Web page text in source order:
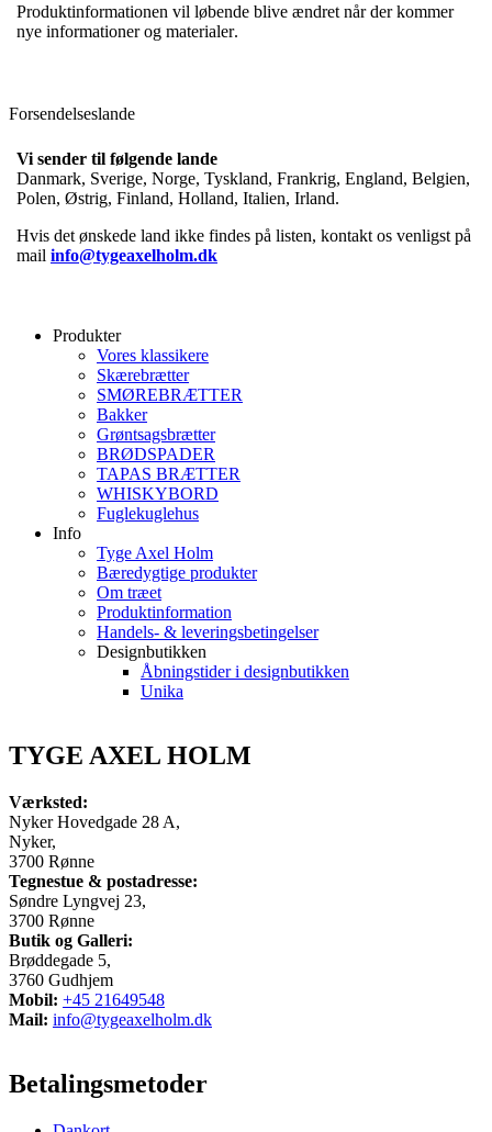
Produktinformationen vil løbende blive ændret når der kommer
nye informationer og materialer.
Forsendelseslande
Vi sender til følgende lande
Danmark, Sverige, Norge, Tyskland, Frankrig, England, Belgien,
Polen, Østrig, Finland, Holland, Italien, Irland.
Hvis det ønskede land ikke findes på listen, kontakt os venligst på
mail info@tygeaxelholm.dk
Produkter
Vores klassikere
Skærebrætter
SMØREBRÆTTER
Bakker
Grøntsagsbrætter
BRØDSPADER
TAPAS BRÆTTER
WHISKYBORD
Fuglekuglehus
Info
Tyge Axel Holm
Bæredygtige produkter
Om træet
Produktinformation
Handels- & leveringsbetingelser
Designbutikken
Åbningstider i designbutikken
Unika
TYGE AXEL HOLM
Værksted:
Nyker Hovedgade 28 A,
Nyker,
3700 Rønne
Tegnestue & postadresse:
Søndre Lyngvej 23,
3700 Rønne
Butik og Galleri:
Brøddegade 5,
3760 Gudhjem
Mobil: +45 21649548
Mail: info@tygeaxelholm.dk
Betalingsmetoder